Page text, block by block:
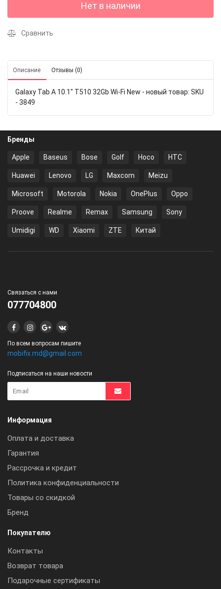
Нет в наличии
Сравнить
Описание Отзывы (0)
Galaxy Tab A 10.1" T510 32Gb Wi-Fi New - новый товар: SKU
- 3849
Бренды
Apple Baseus Bose Golf Hoco HTC
Huawei Lenovo LG Maxcom Meizu
Microsoft Motorola Nokia OnePlus Oppo
Proove Realme Remax Samsung Sony
Umidigi WD Xiaomi ZTE Китай
Связаться с нами
077704800
По всем вопросам пишите
mobifix.md@gmail.com
Подписаться на наши новости
Информация
Оплата и доставка
Гарантия
Рассрочка и кредит
Политика конфиденциальности
Товары со скидкой
Бренд
Покупателю
Контакты
Возврат товара
Подарочные сертификаты